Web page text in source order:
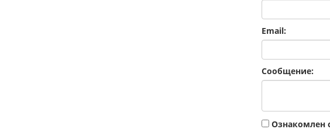
Email:
Сообщение:
Ознакомлен